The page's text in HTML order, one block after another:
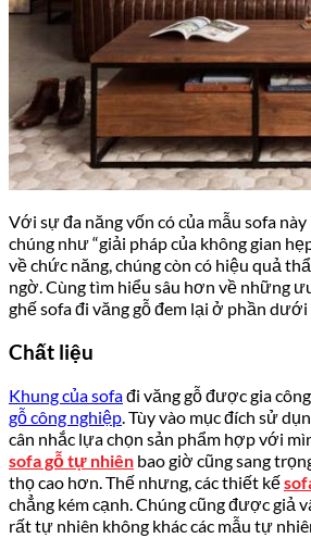
Với sự đa năng vốn có của mẫu sofa
chúng như “giải pháp của không gian
về chức năng, chúng còn có hiệu quả
ngờ. Cùng tìm hiểu sâu hơn về những
ghế sofa đi văng gỗ đem lại ở phần dưới
Chất liệu
Khung của sofađi văng gỗ được gia
gỗ công nghiệp. Tùy vào mục đích sử
cân nhắc lựa chọn sản phẩm hợp với
sofa gỗ tự nhiên bao giờ cũng sang
thọ cao hơn. Thế nhưng, các thiết kế
chẳng kém cạnh. Chúng cũng được giả
rất tự nhiên không khác các mẫu tự